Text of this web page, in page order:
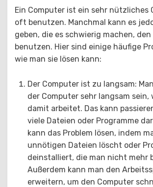
Ein Computer ist ein sehr nützliches
oft benutzen. Manchmal kann es
geben, die es schwierig machen,
benutzen. Hier sind einige häufige
wie man sie lösen kann:
Der Computer ist zu langsam:
der Computer sehr langsam sein,
damit arbeitet. Das kann
viele Dateien oder Programme
kann das Problem lösen, indem
unnötigen Dateien löscht oder
deinstalliert, die man nicht mehr
Außerdem kann man den
erweitern, um den Computer